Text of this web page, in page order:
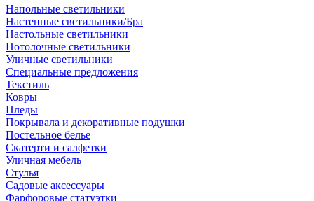
Напольные светильники
Настенные светильники/Бра
Настольные светильники
Потолочные светильники
Уличные светильники
Специальные предложения
Текстиль
Ковры
Пледы
Покрывала и декоративные подушки
Постельное белье
Скатерти и салфетки
Уличная мебель
Стулья
Садовые аксессуары
Фарфоровые статуэтки